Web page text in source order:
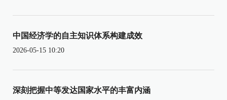
中国经济学的自主知识体系构建成效
2026-05-15 10:20
深刻把握中等发达国家水平的丰富内涵